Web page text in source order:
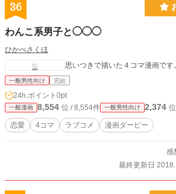
36
わんこ系男子と◯◯◯
ひかべさくほ
思いつきで描いた４コマ漫画です。
一般男性向け 完結
24h.ポイント 0pt
一般漫画 8,554 位 / 8,554件 一般男性向け 2,374
恋愛 4コマ ラブコメ 漫画ダービー
感
最終更新日